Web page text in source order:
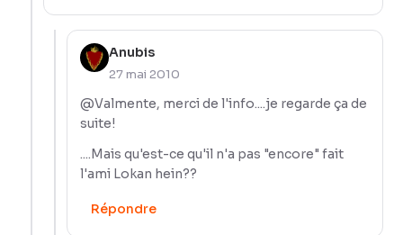
Anubis
27 mai 2010
@Valmente, merci de l'info....je regarde ça de
suite!
....Mais qu'est-ce qu'il n'a pas "encore" fait
l'ami Lokan hein??
Répondre